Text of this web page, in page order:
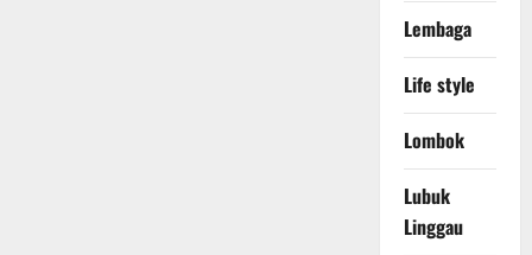
Lembaga
Life style
Lombok
Lubuk
Linggau